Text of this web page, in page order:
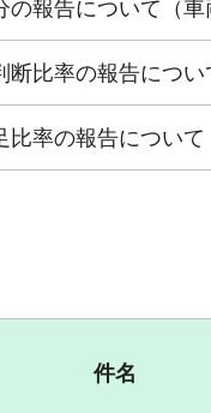
の報告について（車
断比率の報告につい
比率の報告について
件名